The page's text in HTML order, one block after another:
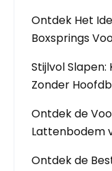
Ontdek Het
Boxsprings
Stijlvol Slapen:
Zonder
Ontdek de
Lattenbodem
Ontdek de